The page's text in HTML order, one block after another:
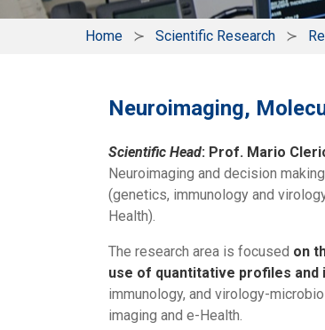
Home Scientific Research
Neuroimaging,
Scientific Head: Prof. Mario
Neuroimaging and decision
(genetics, immunology and
Health).
The research area is focused on
use of quantitative profiles
immunology, and virology-
imaging and e-Health.